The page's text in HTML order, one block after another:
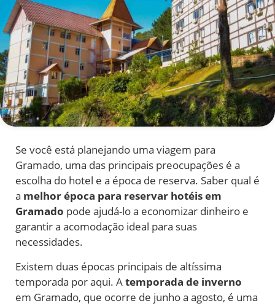
Se você está planejando uma viagem para
Gramado, uma das principais preocupações é a
escolha do hotel e a época de reserva. Saber qual é
a melhor época para reservar hotéis em
Gramado pode ajudá-lo a economizar dinheiro e
garantir a acomodação ideal para suas
necessidades.
Existem duas épocas principais de altíssima
temporada por aqui. Atemporada de inverno
em Gramado, que ocorre de junho a agosto, é uma